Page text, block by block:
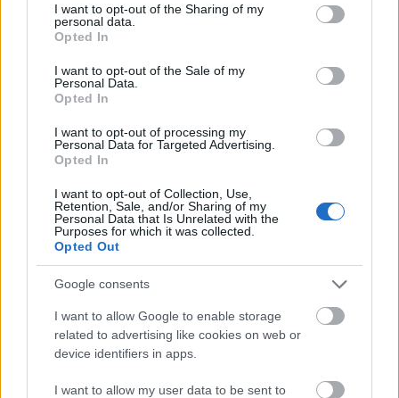
not limited to your visit or usage behaviour. You may click to
grant or deny consent to Google and its third-party tags to
use your data for below specified purposes in below Google
consent section.
I want to opt-out of the Sharing of my
personal data.
Opted In
I want to opt-out of the Sale of my
Personal Data.
Opted In
I want to opt-out of processing my
Personal Data for Targeted Advertising.
Opted In
I want to opt-out of Collection, Use,
Retention, Sale, and/or Sharing of my
Personal Data that Is Unrelated with the
Purposes for which it was collected.
Opted Out
Google consents
I want to allow Google to enable storage
related to advertising like cookies on web or
device identifiers in apps.
I want to allow my user data to be sent to
alább meg is hallgathatjuk Deva új glitchmentesítő
kislemezdalát, és érdemes ma megvásárolni akár
ezt, akár az előadó korábbi dalait, hiszen a
Bandcamp jó szokása szerint minden hónap első
péntekén az eladott digitális zenék utáni
részesedésének 100 százalékát átengedi az
előadóknak:
és még egy bónuszvideó: